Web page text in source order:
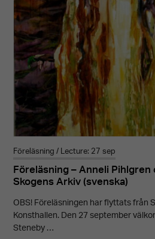
Föreläsning / Lecture: 27 sep
Föreläsning – Anneli
Skogens Arkiv (svenska)
OBS! Föreläsningen har flyttats från
Konsthallen. Den 27 september
Steneby …